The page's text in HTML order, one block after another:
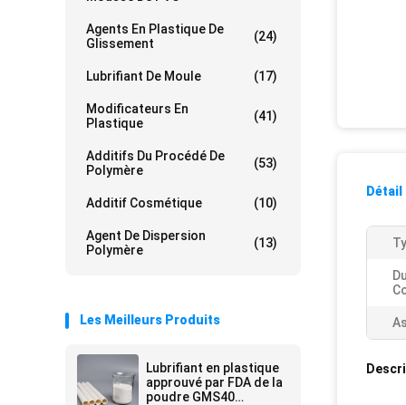
Agents En Plastique De
Glissement
(24)
Lubrifiant De Moule (17)
Modificateurs En
Plastique
(41)
Additifs Du Procédé De
Polymère
(53)
Additif Cosmétique (10)
Agent De Dispersion
Polymère
(13)
Les Meilleurs Produits
Lubrifiant en plastique
approuvé par FDA de la
poudre GMS40